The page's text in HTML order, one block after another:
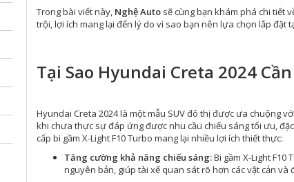
Trong bài viết này, Nghệ Autosẽ cùng bạn khám phá chi tiết
trội, lợi ích mang lại đến lý do vì sao bạn nên lựa chọn lắp đặt
Tại Sao Hyundai Creta 2024
Hyundai Creta 2024 là một mẫu SUV đô thị được ưa chuộng
khi chưa thực sự đáp ứng được nhu cầu chiếu sáng tối ưu,
cấp bi gầm X-Light F10 Turbo mang lại nhiều lợi ích thiết thực:
Tăng cường khả năng chiếu sáng:Bi gầm X-Light F10
nguyên bản, giúp tài xế quan sát rõ hơn các vật cản và